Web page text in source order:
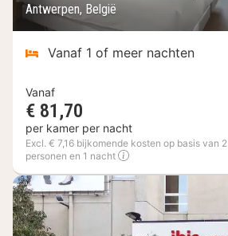
Antwerpen, België
Vanaf 1 of meer nachten
Vanaf
€ 81,70
per kamer per nacht
Excl. € 7,16 bijkomende kosten op basis van 2
personen en 1 nacht